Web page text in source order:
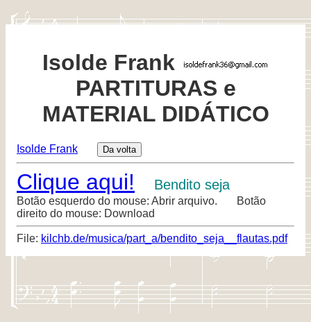
Isolde Frank
PARTITURAS e
MATERIAL DIDÁTICO
Isolde Frank
Clique aqui! Bendito seja
Botão esquerdo do mouse: Abrir arquivo. Botão
direito do mouse: Download
File: kilchb.de/musica/part_a/bendito_seja__flautas.pdf